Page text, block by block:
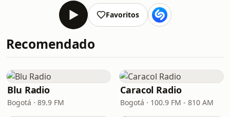
Favoritos
Recomendado
Blu Radio
Bogotá · 89.9 FM
Caracol Radio
Bogotá · 100.9 FM - 810 AM